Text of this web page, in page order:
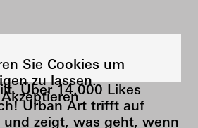
Sie Cookies um
zu lassen.
Akzeptieren
hat das Ergebnis
gefeiert und mit
Über 14.000 Likes
Urban Art trifft auf
und zeigt, was geht, wenn